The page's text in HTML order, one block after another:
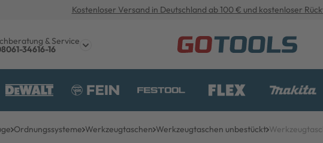
Kostenloser Versand in Deutschland ab 100 € und kostenloser
& Service
34616-16
Ordnungssysteme Werkzeugtaschen Werkzeugtaschen unbestückt